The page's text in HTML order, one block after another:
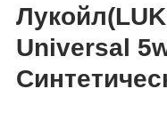
Universal